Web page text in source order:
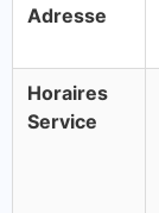
Adresse
Horaires
Service